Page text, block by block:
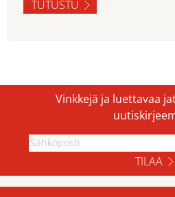
TUTUSTU
Vinkkejä ja luettavaa
TILAA